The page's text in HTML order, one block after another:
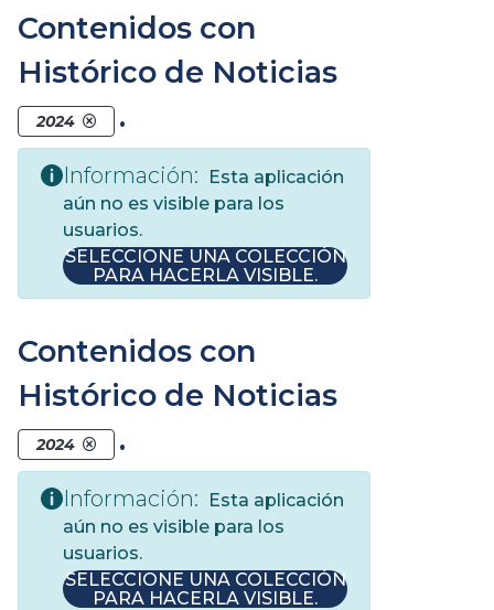
Contenidos con
Histórico de Noticias
2024 .
Información:
Esta aplicación
aún no es visible para los
usuarios.
SELECCIONE UNA COLECCIÓN
PARA HACERLA VISIBLE.
Contenidos con
Histórico de Noticias
2024 .
Información:
Esta aplicación
aún no es visible para los
usuarios.
SELECCIONE UNA COLECCIÓN
PARA HACERLA VISIBLE.